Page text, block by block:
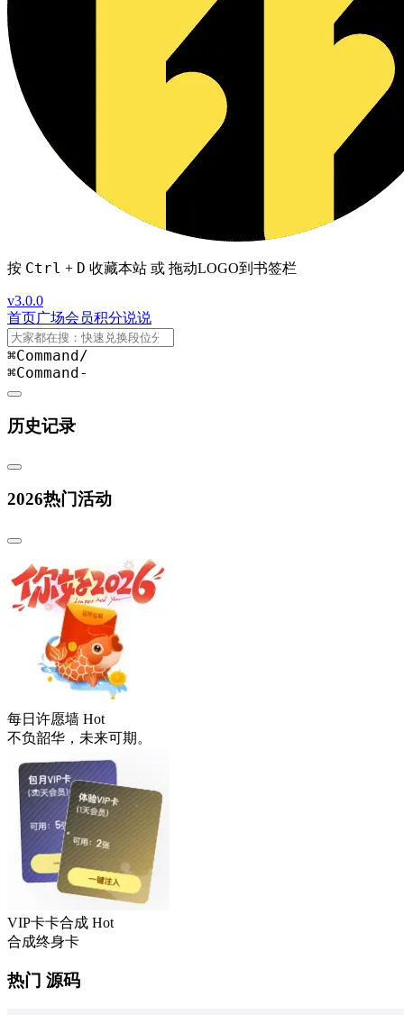
按 Ctrl + D 收藏本站 或 拖动LOGO到书签栏
v3.0.0
首页广场会员积分说说
⌘Command/
⌘Command-
历史记录
2026热门活动
每日许愿墙 Hot
不负韶华，未来可期。
VIP卡卡合成 Hot
合成终身卡
热门 源码